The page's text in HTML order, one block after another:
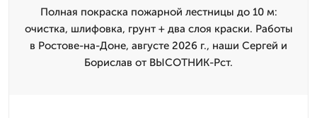
Полная покраска пожарной лестницы до 10 м:
очистка, шлифовка, грунт + два слоя краски. Работы
в Ростове-на-Доне, августе 2026 г., наши Сергей и
Борислав от ВЫСОТНИК-Рст.